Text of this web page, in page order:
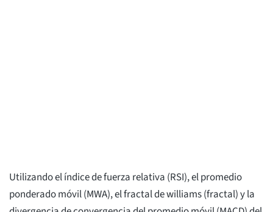
Utilizando el índice de fuerza relativa (RSI), el promedio
ponderado móvil (MWA), el fractal de williams (fractal) y la